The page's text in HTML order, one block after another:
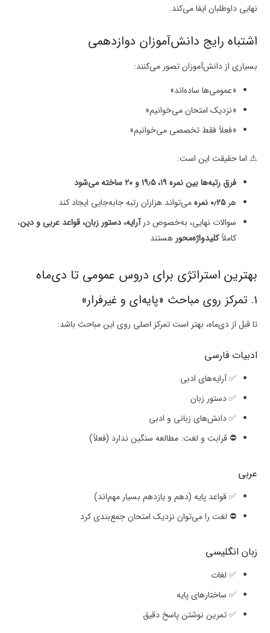
نهایی داوطلبان ایفا می‌کند.
اشتباه رایج دانش‌آموزان دوازدهمی
بسیاری از دانش‌آموزان تصور می‌کنند:
«عمومی‌ها ساده‌اند»
«نزدیک امتحان می‌خوانیم»
«فعلاً فقط تخصصی می‌خوانیم»
⚠️ اما حقیقت این است:
فرق رتبه‌ها بین نمره ۱۹، ۱۹٫۵ و ۲۰ ساخته می‌شود
هر۰٫۲۵ نمره
می‌تواند هزاران رتبه جابه‌جایی ایجاد کند
سوالات نهایی، به‌خصوص درآرایه، دستور زبان، قواعد عربی و دین،
کاملاًکلیدواژه‌محور هستند
بهترین استراتژی برای دروس عمومی تا دی‌ماه
1. تمرکز روی مباحث «پایه‌ای و غیر‌فرار»
تا قبل از دی‌ماه، بهتر است تمرکز اصلی روی این مباحث باشد:
ادبیات فارسی
✅ آرایه‌های ادبی
✅ دستور زبان
✅ دانش‌های زبانی و ادبی
⛔ قرابت و لغت: مطالعه سنگین ندارد (فعلاً)
عربی
✅ قواعد پایه (دهم و یازدهم بسیار مهم‌اند)
⛔ لغت را می‌توان نزدیک امتحان جمع‌بندی کرد
زبان انگلیسی
✅ لغات
✅ ساختارهای پایه
✅ تمرین نوشتن پاسخ دقیق